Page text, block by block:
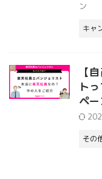
ン
キャ
【
ト
ペ
その